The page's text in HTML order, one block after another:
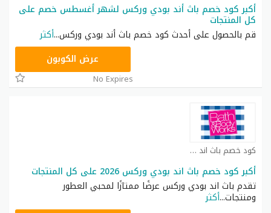
أكبر كود خصم باث أند بودي وركس لشهر أغسطس خصم على
كل المنتجات
قم بالحصول على أحدث كود خصم باث أند بودي وركس...أكثر
عرض الكوبون
No Expires
كود خصم باث اند بودي كوبون
أكبر كود خصم باث اند بودي وركس 2026 على كل المنتجات
تقدم باث اند بودي وركس عرضًا ممتازًا لمحبي العطور
ومنتجات...أكثر